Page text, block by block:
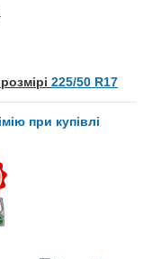
225/50 R17
при купівлі